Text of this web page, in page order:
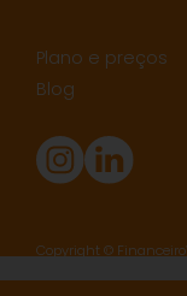
Plano e preços
Blog
Copyright ©